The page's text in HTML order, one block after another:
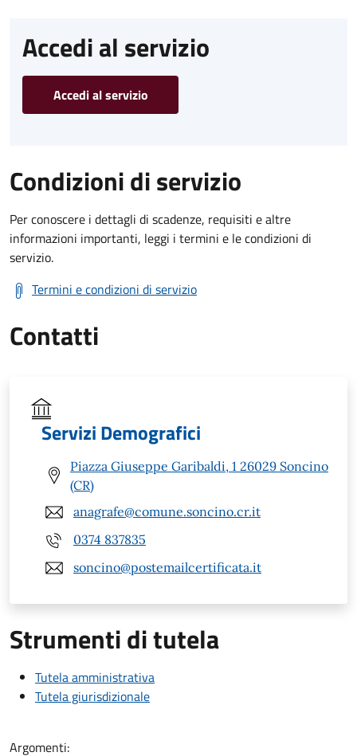
Accedi al servizio
Accedi al servizio
Condizioni di servizio
Per conoscere i dettagli di scadenze, requisiti e altre
informazioni importanti, leggi i termini e le condizioni di
servizio.
Termini e condizioni di servizio
Contatti
Servizi Demografici
Piazza Giuseppe Garibaldi, 1 26029 Soncino
(CR)
anagrafe@comune.soncino.cr.it
0374 837835
soncino@postemailcertificata.it
Strumenti di tutela
Tutela amministrativa
Tutela giurisdizionale
Argomenti: